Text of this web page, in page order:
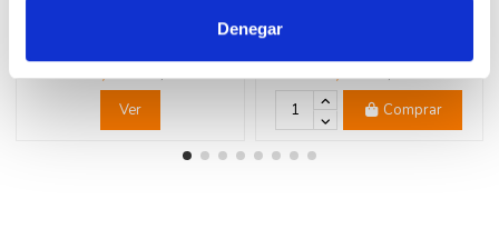
Denegar
LEGRAND 741460 Sensor IR 2H
3-250W dark LEGRAND VALENA
115,77 €192,95 €
Ver
6,21 €10,35 €
Comprar